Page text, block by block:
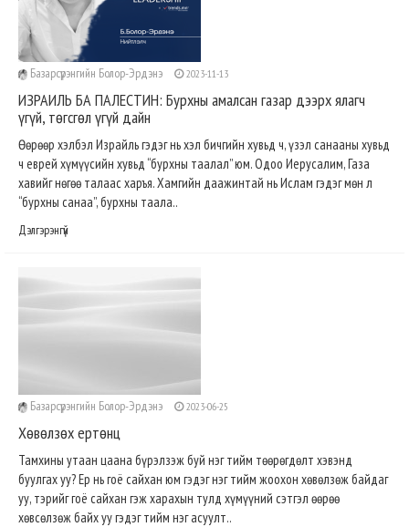
Базарсүрэнгийн Болор-Эрдэнэ 2023-11-13
ИЗРАИЛЬ БА ПАЛЕСТИН: Бурхны амалсан газар дээрх ялагч
үгүй, төгсгөл үгүй дайн
Өөрөөр хэлбэл Израйль гэдэг нь хэл бичгийн хувьд ч, үзэл санааны хувьд
ч еврей хүмүүсийн хувьд “бурхны таалал” юм. Одоо Иерусалим, Газа
хавийг нөгөө талаас харъя. Хамгийн даажинтай нь Ислам гэдэг мөн л
“бурхны санаа”, бурхны таала..
Дэлгэрэнгүй
Базарсүрэнгийн Болор-Эрдэнэ 2023-06-25
Хөвөлзөх ертөнц
Тамхины утаан цаана бүрэлзэж буй нэг тийм төөрөгдөлт хэвэнд
буулгах уу? Ер нь гоё сайхан юм гэдэг нэг тийм жоохон хөвөлзөж байдаг
уу, тэрийг гоё сайхан гэж харахын тулд хүмүүний сэтгэл өөрөө
хөвсөлзөж байх уу гэдэг тийм нэг асуулт..